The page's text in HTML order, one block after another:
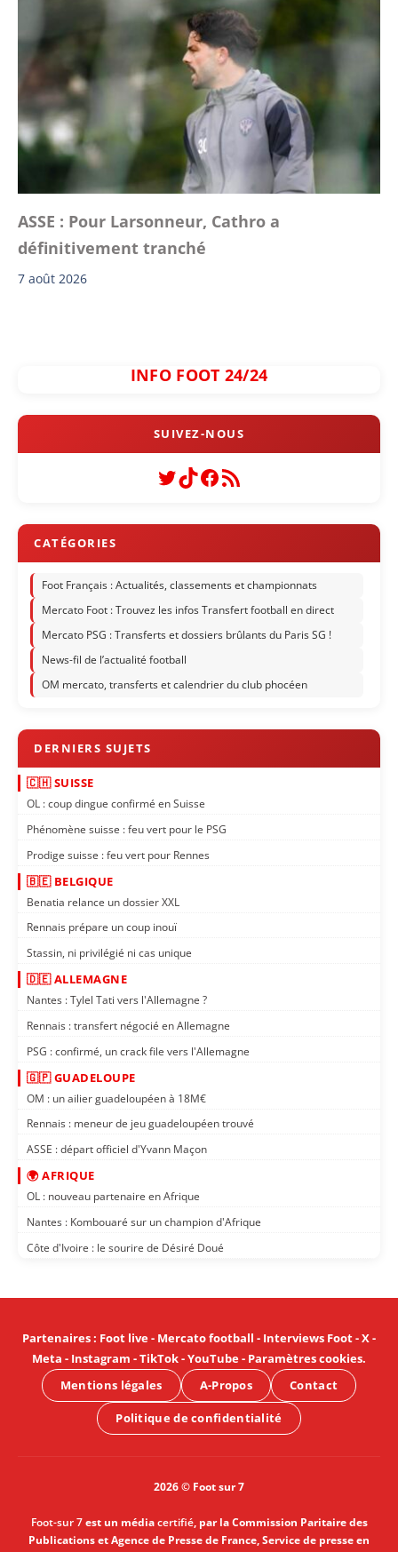
ASSE : Pour Larsonneur, Cathro a
définitivement tranché
7 août 2026
INFO FOOT 24/24
Twitter
TikTok
Facebook
Flux RSS
Foot Français : Actualités, classements et championnats
Mercato Foot : Trouvez les infos Transfert football en direct
Mercato PSG : Transferts et dossiers brûlants du Paris SG !
News-fil de l’actualité football
OM mercato, transferts et calendrier du club phocéen
🇨🇭 SUISSE
OL : coup dingue confirmé en Suisse
Phénomène suisse : feu vert pour le PSG
Prodige suisse : feu vert pour Rennes
🇧🇪 BELGIQUE
Benatia relance un dossier XXL
Rennais prépare un coup inouï
Stassin, ni privilégié ni cas unique
🇩🇪 ALLEMAGNE
Nantes : Tylel Tati vers l'Allemagne ?
Rennais : transfert négocié en Allemagne
PSG : confirmé, un crack file vers l'Allemagne
🇬🇵 GUADELOUPE
OM : un ailier guadeloupéen à 18M€
Rennais : meneur de jeu guadeloupéen trouvé
ASSE : départ officiel d'Yvann Maçon
🌍 AFRIQUE
OL : nouveau partenaire en Afrique
Nantes : Kombouaré sur un champion d'Afrique
Côte d'Ivoire : le sourire de Désiré Doué
Partenaires: Foot live- Mercato football - Interviews Foot-X-
Meta - Instagram -TikTok-YouTube- Paramètres cookies.
Mentions légales
A-Propos Contact
Politique de confidentialité
2026 © Foot sur 7
Foot-sur 7est un médiacertifié, par la Commission Paritaire des
Publications et Agence de Presse de France, Service de presse en